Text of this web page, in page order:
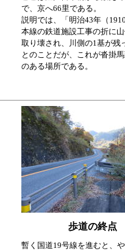
で、京へ66里である。
説明では、「明治43年（
本線の鉄道施設工事の折に
取り壊され、川側の1基が残
とのことだが、これが沓掛
のある場所である。
歩道の終点
暫く国道19号線を進むと、